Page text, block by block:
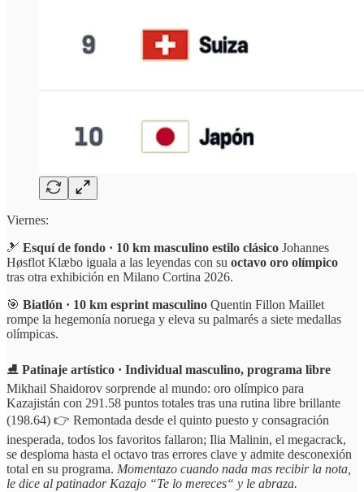
Viernes:
🎿 Esquí de fondo · 10 km masculino estilo clásico Johannes
Høsflot Klæbo iguala a las leyendas con su octavo oro olímpico
tras otra exhibición en Milano Cortina 2026.
🎯 Biatlón · 10 km esprint masculino Quentin Fillon Maillet
rompe la hegemonía noruega y eleva su palmarés a siete medallas
olímpicas.
⛸️ Patinaje artístico · Individual masculino, programa libre
Mikhail Shaidorov sorprende al mundo: oro olímpico para
Kazajistán con 291.58 puntos totales tras una rutina libre brillante
(198.64) 👉 Remontada desde el quinto puesto y consagración
inesperada, todos los favoritos fallaron; Ilia Malinin, el megacrack,
se desploma hasta el octavo tras errores clave y admite desconexión
total en su programa. Momentazo cuando nada mas recibir la nota,
le dice al patinador Kazajo “Te lo mereces“ y le abraza.